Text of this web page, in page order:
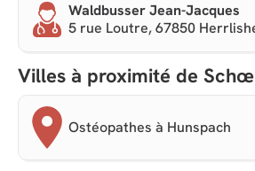
Waldbusser Jean-Jacques
5 rue Loutre, 67850
Villes à proximité de
Ostéopathes à Hunspach